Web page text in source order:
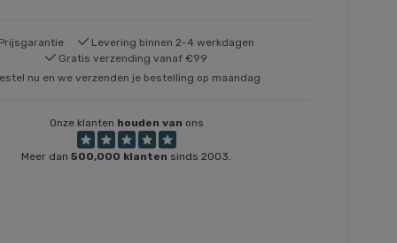
Levering binnen 2-4 werkdagen
Gratis verzending vanaf €99
nu en we verzenden je bestelling op maandag
Onze klanten houden van ons
Meer dan500,000 klanten sinds 2003.